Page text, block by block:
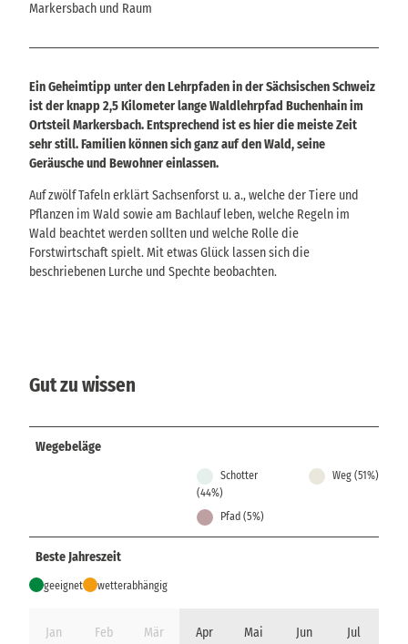
Markersbach und Raum
Ein Geheimtipp unter den Lehrpfaden in der Sächsischen Schweiz
ist der knapp 2,5 Kilometer lange Waldlehrpfad Buchenhain im
Ortsteil Markersbach. Entsprechend ist es hier die meiste Zeit
sehr still. Familien können sich ganz auf den Wald, seine
Geräusche und Bewohner einlassen.
Auf zwölf Tafeln erklärt Sachsenforst u. a., welche der Tiere und
Pflanzen im Wald sowie am Bachlauf leben, welche Regeln im
Wald beachtet werden sollten und welche Rolle die
Forstwirtschaft spielt. Mit etwas Glück lassen sich die
beschriebenen Lurche und Spechte beobachten.
Gut zu wissen
Wegebeläge
Schotter
(44%)
Weg (51%)
Pfad (5%)
Beste Jahreszeit
geeignet wetterabhängig
Jan Feb Mär Apr Mai Jun Jul